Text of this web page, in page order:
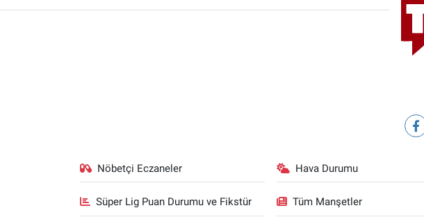
Nöbetçi Eczaneler Hava Durumu
Süper Lig Puan Durumu ve Fikstür Tüm Manşetler